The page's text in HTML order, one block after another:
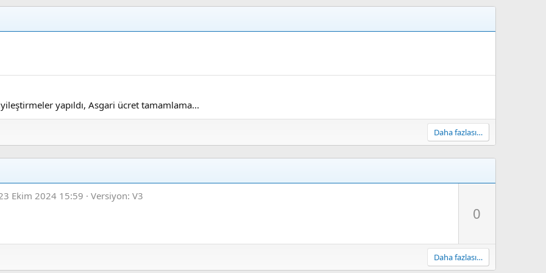
yapıldı, Asgari ücret tamamlama...
Daha fazlası…
Ekim 2024 15:59
Versiyon: V3
0
o
Daha fazlası…